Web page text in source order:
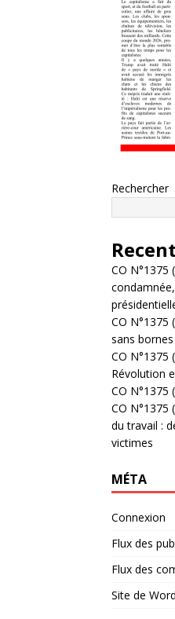
Rechercher
CO N°1375
CO N°1375
sans
CO N°1375
Révolution
CO N°1375
CO N°1375
du travail :
victimes
MÉTA
Connexion
Flux des
Flux des
Site de